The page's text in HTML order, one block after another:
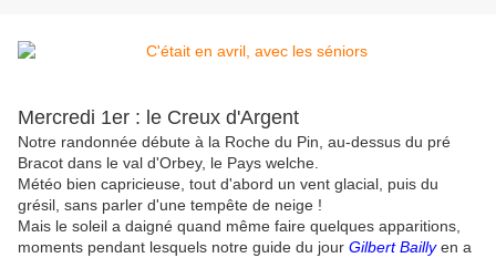
Mercredi 1er : le Creux d'Argent
Notre randonnée débute à la Roche du Pin, au-dessus du pré
Bracot dans le val d'Orbey, le Pays welche.
Météo bien capricieuse, tout d'abord un vent glacial, puis du
grésil, sans parler d'une tempête de neige !
Mais le soleil a daigné quand même faire quelques apparitions,
moments pendant lesquels notre guide du jour Gilbert Baillyen a